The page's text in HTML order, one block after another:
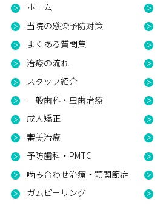
ホーム
当院の感染予防対策
よくある質問集
治療の流れ
スタッフ紹介
一般歯科・虫歯治療
成人矯正
審美治療
予防歯科・PMTC
噛み合わせ治療・顎関節症
ガムピーリング